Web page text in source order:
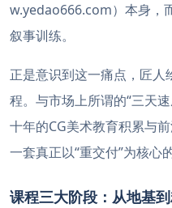
w.yedao666.com）本身，
叙事训练。
正是意识到这一痛点，匠人
程。与市场上所谓的“三天
十年的CG美术教育积累与
一套真正以“重交付”为核心
课程三大阶段：从地基